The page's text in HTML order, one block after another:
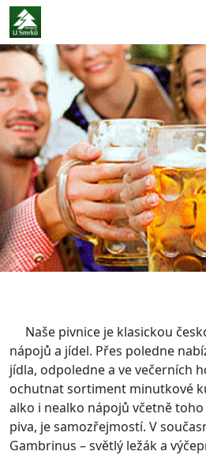
Naše pivnice je klasickou
nápojů a jídel. Přes poledne
jídla, odpoledne a ve večerních
ochutnat sortiment minutkové
alko i nealko nápojů včetně
piva, je samozřejmostí. V
Gambrinus – světlý ležák a